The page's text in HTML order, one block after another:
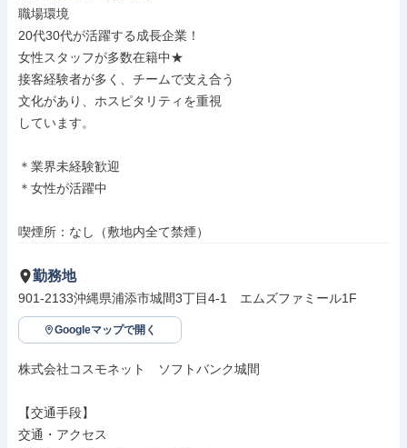
職場環境
20代30代が活躍する成長企業！
女性スタッフが多数在籍中★
接客経験者が多く、チームで支え合う
文化があり、ホスピタリティを重視
しています。
＊業界未経験歓迎
＊女性が活躍中
喫煙所：なし（敷地内全て禁煙）
勤務地
901-2133沖縄県浦添市城間3丁目4-1　エムズファミール1F
Googleマップで開く
株式会社コスモネット　ソフトバンク城間
【交通手段】
交通・アクセス